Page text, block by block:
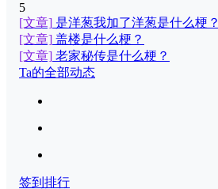
5
[文章] 是洋葱我加了洋葱是什么梗？
[文章] 盖楼是什么梗？
[文章] 老家秘传是什么梗？
Ta的全部动态
签到排行